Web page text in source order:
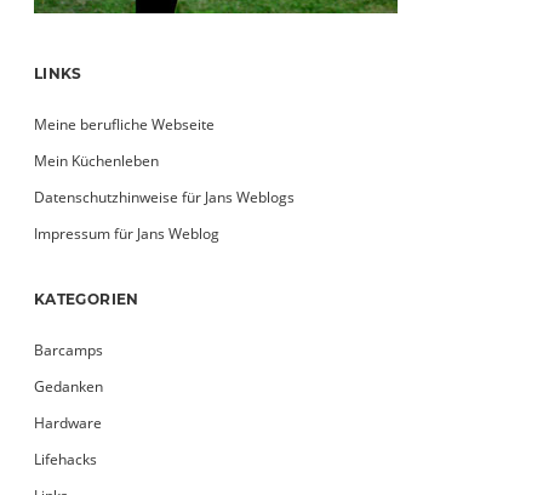
LINKS
Meine berufliche Webseite
Mein Küchenleben
Datenschutzhinweise für Jans Weblogs
Impressum für Jans Weblog
KATEGORIEN
Barcamps
Gedanken
Hardware
Lifehacks